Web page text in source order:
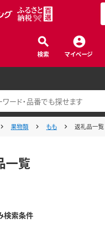
検索 マイページ
果物類 もも 返礼品一覧
一覧
検索条件